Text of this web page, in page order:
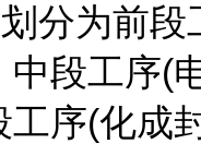
分为前段
中段工序(
工序(化成